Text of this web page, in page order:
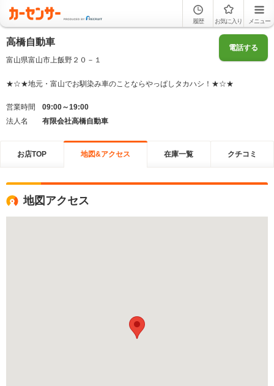
履歴 お気に入り メニュー
高橋自動車
富山県富山市上飯野２０－１
電話する
★☆★地元・富山でお馴染み車のことならやっぱしタカハシ！★☆★
営業時間
09:00～19:00
法人名
有限会社高橋自動車
お店TOP 地図&アクセス 在庫一覧 クチコミ
地図アクセス